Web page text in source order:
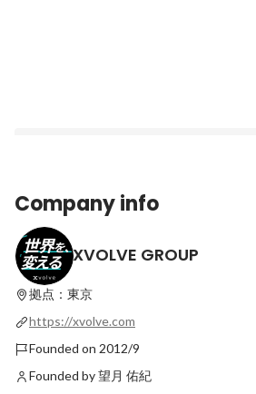
【2026年こそ人生変えたい学生必見】一緒
に世界を変える仲間になりませんか？〜年
末年始特集〜
Latest
Company info
XVOLVE GROUP
拠点：東京
https://xvolve.com
Founded on 2012/9
Founded by 望月 佑紀